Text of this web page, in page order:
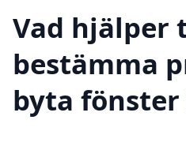
Vad hjälper
bestämma
byta